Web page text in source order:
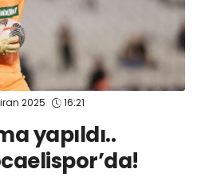
2025 16:21
yapıldı..
Web TV Galeri Yazarlar
info@spor41.com